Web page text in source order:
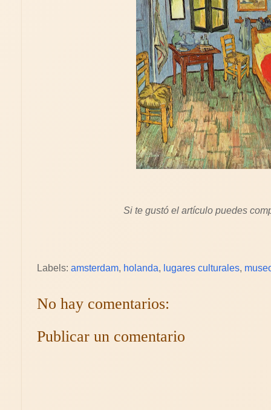
Si te gustó el artículo puedes
Labels: amsterdam, holanda, lugares culturales,
No hay comentarios:
Publicar un comentario